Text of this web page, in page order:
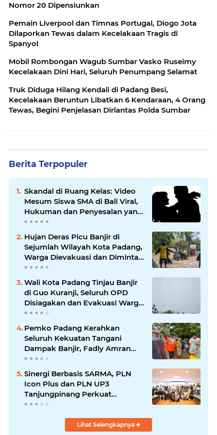
Nomor 20 Dipensiunkan
Pemain Liverpool dan Timnas Portugal, Diogo Jota
Dilaporkan Tewas dalam Kecelakaan Tragis di
Spanyol
Mobil Rombongan Wagub Sumbar Vasko Ruseimy
Kecelakaan Dini Hari, Seluruh Penumpang Selamat
Truk Diduga Hilang Kendali di Padang Besi,
Kecelakaan Beruntun Libatkan 6 Kendaraan, 4 Orang
Tewas, Begini Penjelasan Dirlantas Polda Sumbar
Berita Terpopuler
Skandal di Ruang Kelas: Video
Mesum Siswa SMA di Bali Viral,
Hukuman dan Penyesalan yang
Mengikuti
Hujan Deras Picu Banjir di
Sejumlah Wilayah Kota Padang,
Warga Dievakuasi dan Diminta
Waspada Banjir Susulan
Wali Kota Padang Tinjau Banjir
di Guo Kuranji, Seluruh OPD
Disiagakan dan Evakuasi Warga
Dipercepat
Pemko Padang Kerahkan
Seluruh Kekuatan Tangani
Dampak Banjir, Fadly Amran
Desak Percepatan Proyek
Pengendalian Bencana
Sinergi Berbasis SARMA, PLN
Icon Plus dan PLN UP3
Tanjungpinang Perkuat
Kolaborasi Strategis
Lihat Selengkapnya